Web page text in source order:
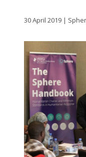
30 April 2019 |